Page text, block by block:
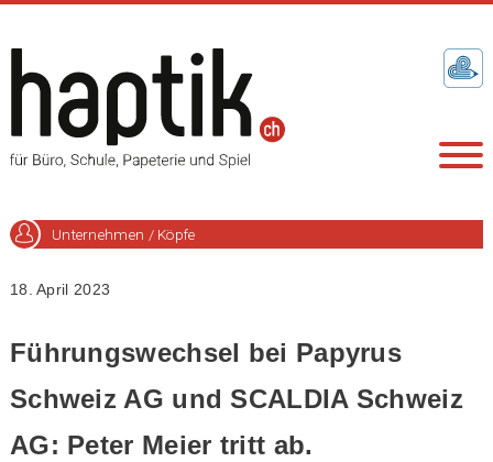
Unternehmen / Köpfe
18. April 2023
Führungswechsel bei Papyrus
Schweiz AG und SCALDIA Schweiz
AG: Peter Meier tritt ab.